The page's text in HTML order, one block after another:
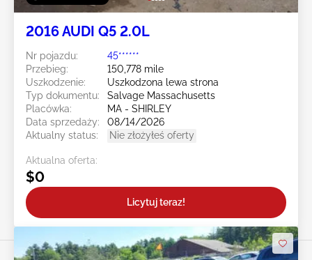
2016 AUDI Q5 2.0L
Nr pojazdu:
45******
Przebieg:
150,778 mile
Uszkodzenie:
Uszkodzona lewa strona
Typ dokumentu:
Salvage Massachusetts
Placówka:
MA - SHIRLEY
Data sprzedaży:
08/14/2026
Aktualny status:
Nie złożyłeś oferty
Aktualna oferta:
$0
Licytuj teraz!